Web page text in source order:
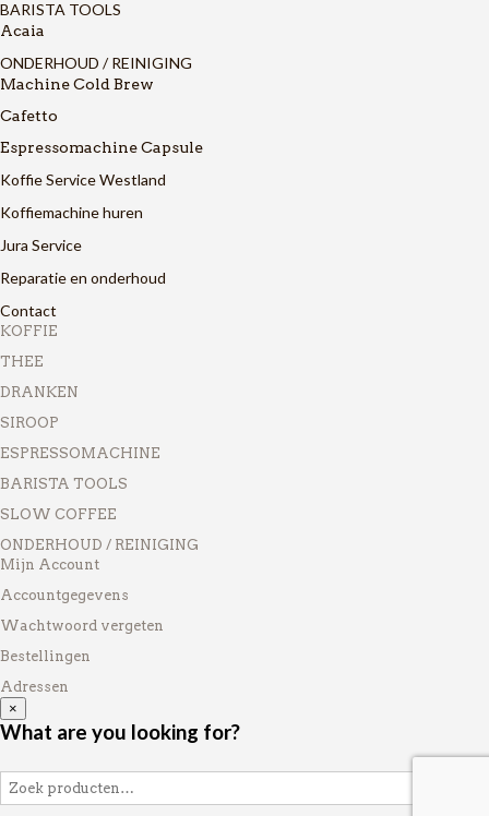
BARISTA TOOLS
Acaia
ONDERHOUD / REINIGING
Machine Cold Brew
Cafetto
Espressomachine Capsule
Koffie Service Westland
Koffiemachine huren
Jura Service
Reparatie en onderhoud
Contact
KOFFIE
THEE
DRANKEN
SIROOP
ESPRESSOMACHINE
BARISTA TOOLS
SLOW COFFEE
ONDERHOUD / REINIGING
Mijn Account
Accountgegevens
Wachtwoord vergeten
Bestellingen
Adressen
×
What are you looking for?